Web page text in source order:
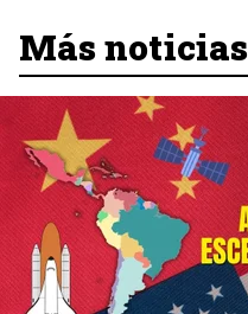
Más noticias